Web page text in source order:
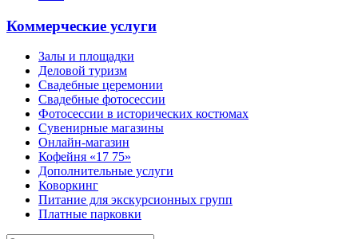
Коммерческие услуги
Залы и площадки
Деловой туризм
Свадебные церемонии
Свадебные фотосессии
Фотосессии в исторических костюмах
Сувенирные магазины
Онлайн-магазин
Кофейня «17 75»
Дополнительные услуги
Коворкинг
Питание для экскурсионных групп
Платные парковки